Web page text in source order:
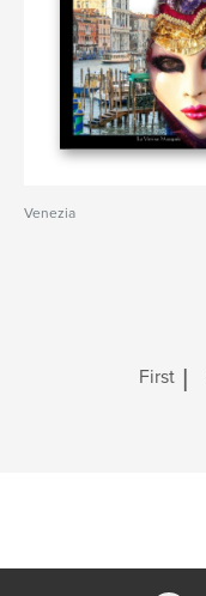
Venezia
First |